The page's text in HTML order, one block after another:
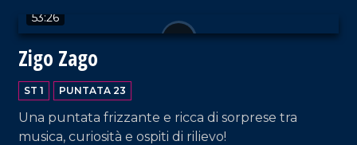
53:26
Zigo Zago
ST 1 PUNTATA 23
Una puntata frizzante e ricca di sorprese tra
musica, curiosità e ospiti di rilievo!
VAI AL TITOLO